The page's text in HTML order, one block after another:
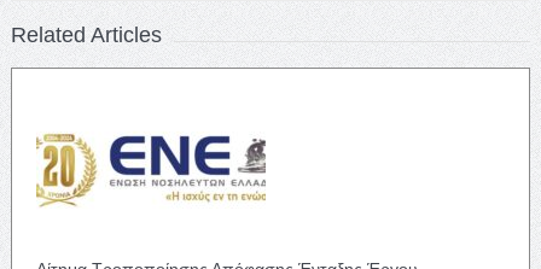
Related Articles